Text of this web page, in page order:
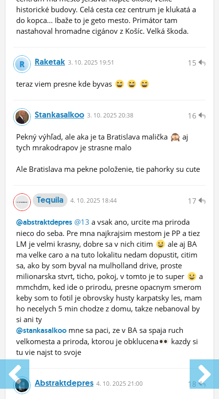
historické budovy. Celá cesta cez centrum je klukatá a
do kopca... Ibaže to je geto mesto. Primátor tam
nastahoval hromadne cigánov z Košíc. Velká škoda.
15
Raketak 3. 10. 2025 19:51
teraz viem presne kde byvas
16
Stankasalkoo 3. 10. 2025 20:38
Pekný výhľad, ale aka je ta Bratislava malička
aj
tych mrakodrapov je strasne malo
Ale Bratislava ma pekne položenie, tie pahorky su cute
17
Tequila 4. 10. 2025 18:44
@abstraktdepres @13 a vsak ano, urcite ma priroda
nieco do seba. Pre mna najkrajsim mestom je PP a tiez
LM je velmi krasny, dobre sa v nich citim
ale aj BA
ma velke caro a na tuto lokalitu nedam dopustit, citim
sa, ako by som byval na mulholland drive, proste
milionarska stvrt, ticho, pokoj, v tomto je to super
a
mmchdm, ked ide o prirodu, presne opacnym smerom
keby som to fotil je obrovsky husty karpatsky les, mam
ho necelych 5 min chodze z domu, takze nebanoval by
si ani ty
@stankasalkoo mne sa paci, ze v BA sa spaja ruch
velkomesta a priroda, ktorou je obklucena
kazdy si
tu vie najst to svoje
18
Abstraktdepres 4. 10. 2025 21:00